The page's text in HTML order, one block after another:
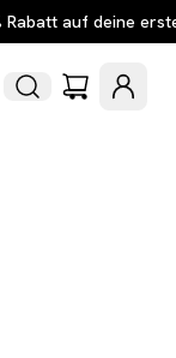
auf deine